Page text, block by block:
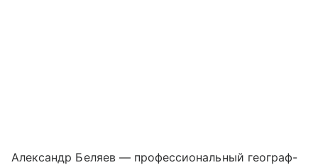
Александр Беляев — профессиональный географ-